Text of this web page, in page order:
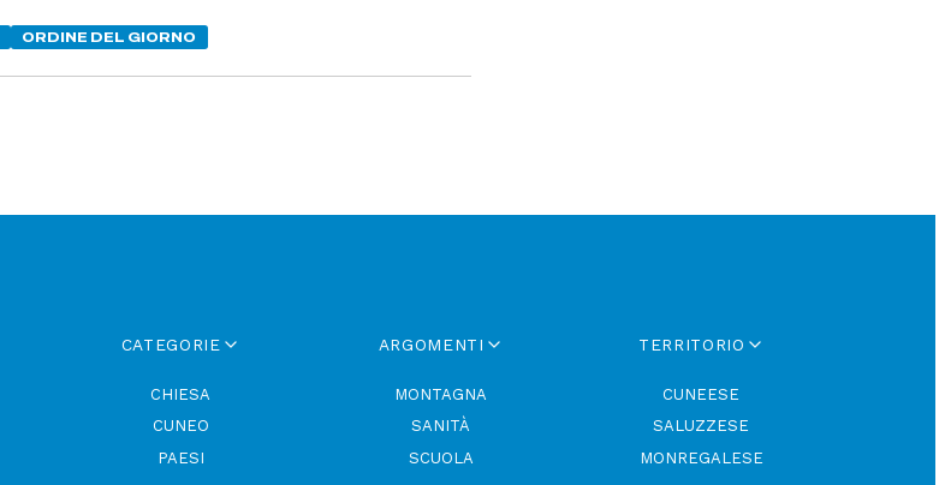
ORDINE DEL GIORNO
CATEGORIE
CHIESA
CUNEO
PAESI
ARGOMENTI
MONTAGNA
SANITÀ
SCUOLA
TERRITORIO
CUNEESE
SALUZZESE
MONREGALESE